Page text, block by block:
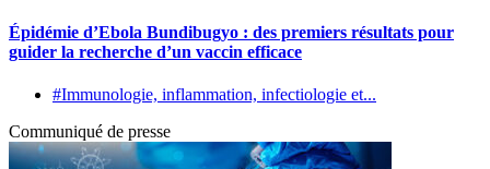
Épidémie d’Ebola Bundibugyo : des premiers résultats pour
guider la recherche d’un vaccin efficace
#Immunologie, inflammation, infectiologie et...
Communiqué de presse